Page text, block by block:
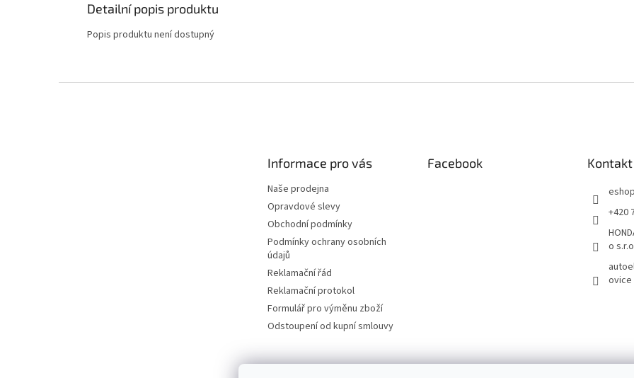
Detailní popis produktu
Popis produktu není dostupný
Informace pro vás
Naše prodejna
Opravdové slevy
Obchodní podmínky
Podmínky ochrany osobních
údajů
Reklamační řád
Reklamační protokol
Formulář pro výměnu zboží
Odstoupení od kupní smlouvy
Facebook Kontakt
eshop
+420
o
ovice